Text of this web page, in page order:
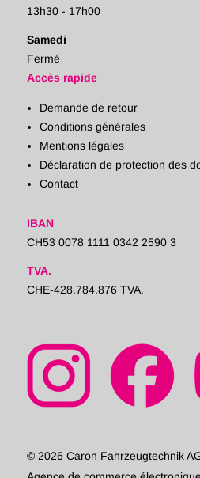
13h30 - 17h00
Samedi
Fermé
Accès rapide
Demande de retour
Conditions générales
Mentions légales
Déclaration de protection des
Contact
IBAN
CH53 0078 1111 0342 2590 3
TVA.
CHE-428.784.876 TVA.
© 2026 Caron Fahrzeugtechnik